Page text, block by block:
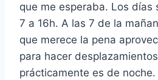
que me esperaba. Los días
7 a 16h. A las 7 de la
que merece la pena
para hacer
prácticamente es de